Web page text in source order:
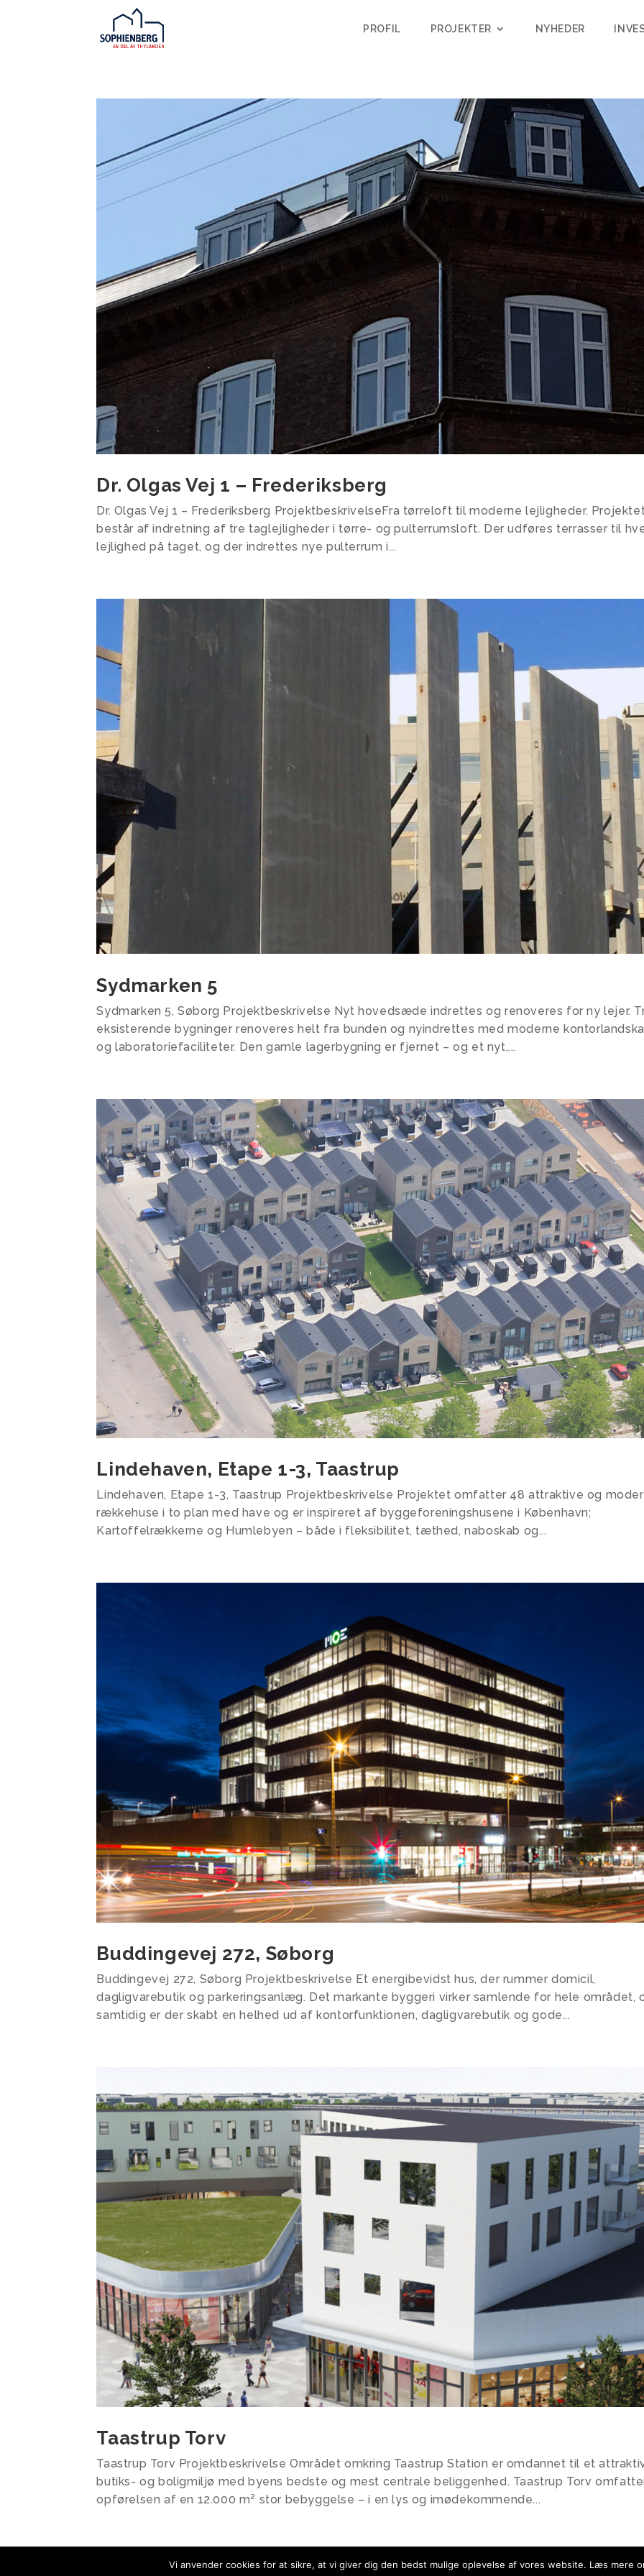
PROFIL PROJEKTER NYHEDER
Dr. Olgas Vej 1 – Frederiksberg
Dr. Olgas Vej 1 – Frederiksberg ProjektbeskrivelseFra tørreloft til moderne lejligheder.
består af indretning af tre taglejligheder i tørre- og pulterrumsloft. Der udføres terrasser til
lejlighed på taget, og der indrettes nye pulterrum i...
Sydmarken 5
Sydmarken 5, Søborg Projektbeskrivelse Nyt hovedsæde indrettes og renoveres for ny lejer.
eksisterende bygninger renoveres helt fra bunden og nyindrettes med moderne
og laboratoriefaciliteter. Den gamle lagerbygning er fjernet – og et nyt,...
Lindehaven, Etape 1-3, Taastrup
Lindehaven, Etape 1-3, Taastrup Projektbeskrivelse Projektet omfatter 48 attraktive og
rækkehuse i to plan med have og er inspireret af byggeforeningshusene i København;
Kartoffelrækkerne og Humlebyen – både i fleksibilitet, tæthed, naboskab og...
Buddingevej 272, Søborg
Buddingevej 272, Søborg Projektbeskrivelse Et energibevidst hus, der rummer domicil,
dagligvarebutik og parkeringsanlæg. Det markante byggeri virker samlende for hele området,
samtidig er der skabt en helhed ud af kontorfunktionen, dagligvarebutik og gode...
Taastrup Torv
Taastrup Torv Projektbeskrivelse Området omkring Taastrup Station er omdannet til et
butiks- og boligmiljø med byens bedste og mest centrale beliggenhed. Taastrup Torv
opførelsen af en 12.000 m² stor bebyggelse – i en lys og imødekommende...
« Gamle poster Næste
Vi anvender cookies for at sikre, at vi giver dig den bedst mulige oplevelse af vores website. Læs mere